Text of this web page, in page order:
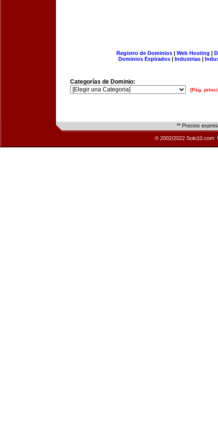
Registro de Dominios| Web Hosting |
Dominios Expirados | Industrias |
Categorías de Dominio:
[Pág.
** Precios
© 2002/2022 Solo10.com